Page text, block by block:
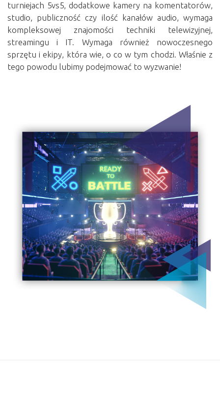
turniejach 5vs5, dodatkowe kamery na komentatorów,
studio, publiczność czy ilość kanałów audio, wymaga
kompleksowej znajomości techniki telewizyjnej,
streamingu i IT. Wymaga również nowoczesnego
sprzętu i ekipy, która wie, o co w tym chodzi. Właśnie z
tego powodu lubimy podejmować to wyzwanie!